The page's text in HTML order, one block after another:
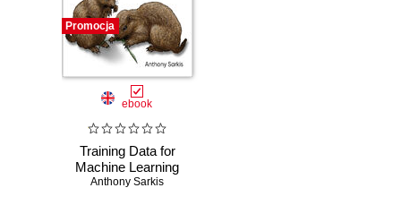
Promocja
ebook
Training Data for
Machine Learning
Anthony Sarkis